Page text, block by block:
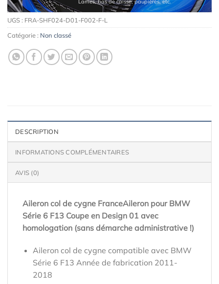
UGS : FRA-SHF024-D01-F002-F-L
Catégorie : Non classé
DESCRIPTION
INFORMATIONS COMPLÉMENTAIRES
AVIS (0)
Aileron col de cygne FranceAileron pour BMW
Série 6 F13 Coupe en Design 01 avec
homologation (sans démarche administrative !)
Aileron col de cygne compatible avec BMW
Série 6 F13 Année de fabrication 2011-
2018